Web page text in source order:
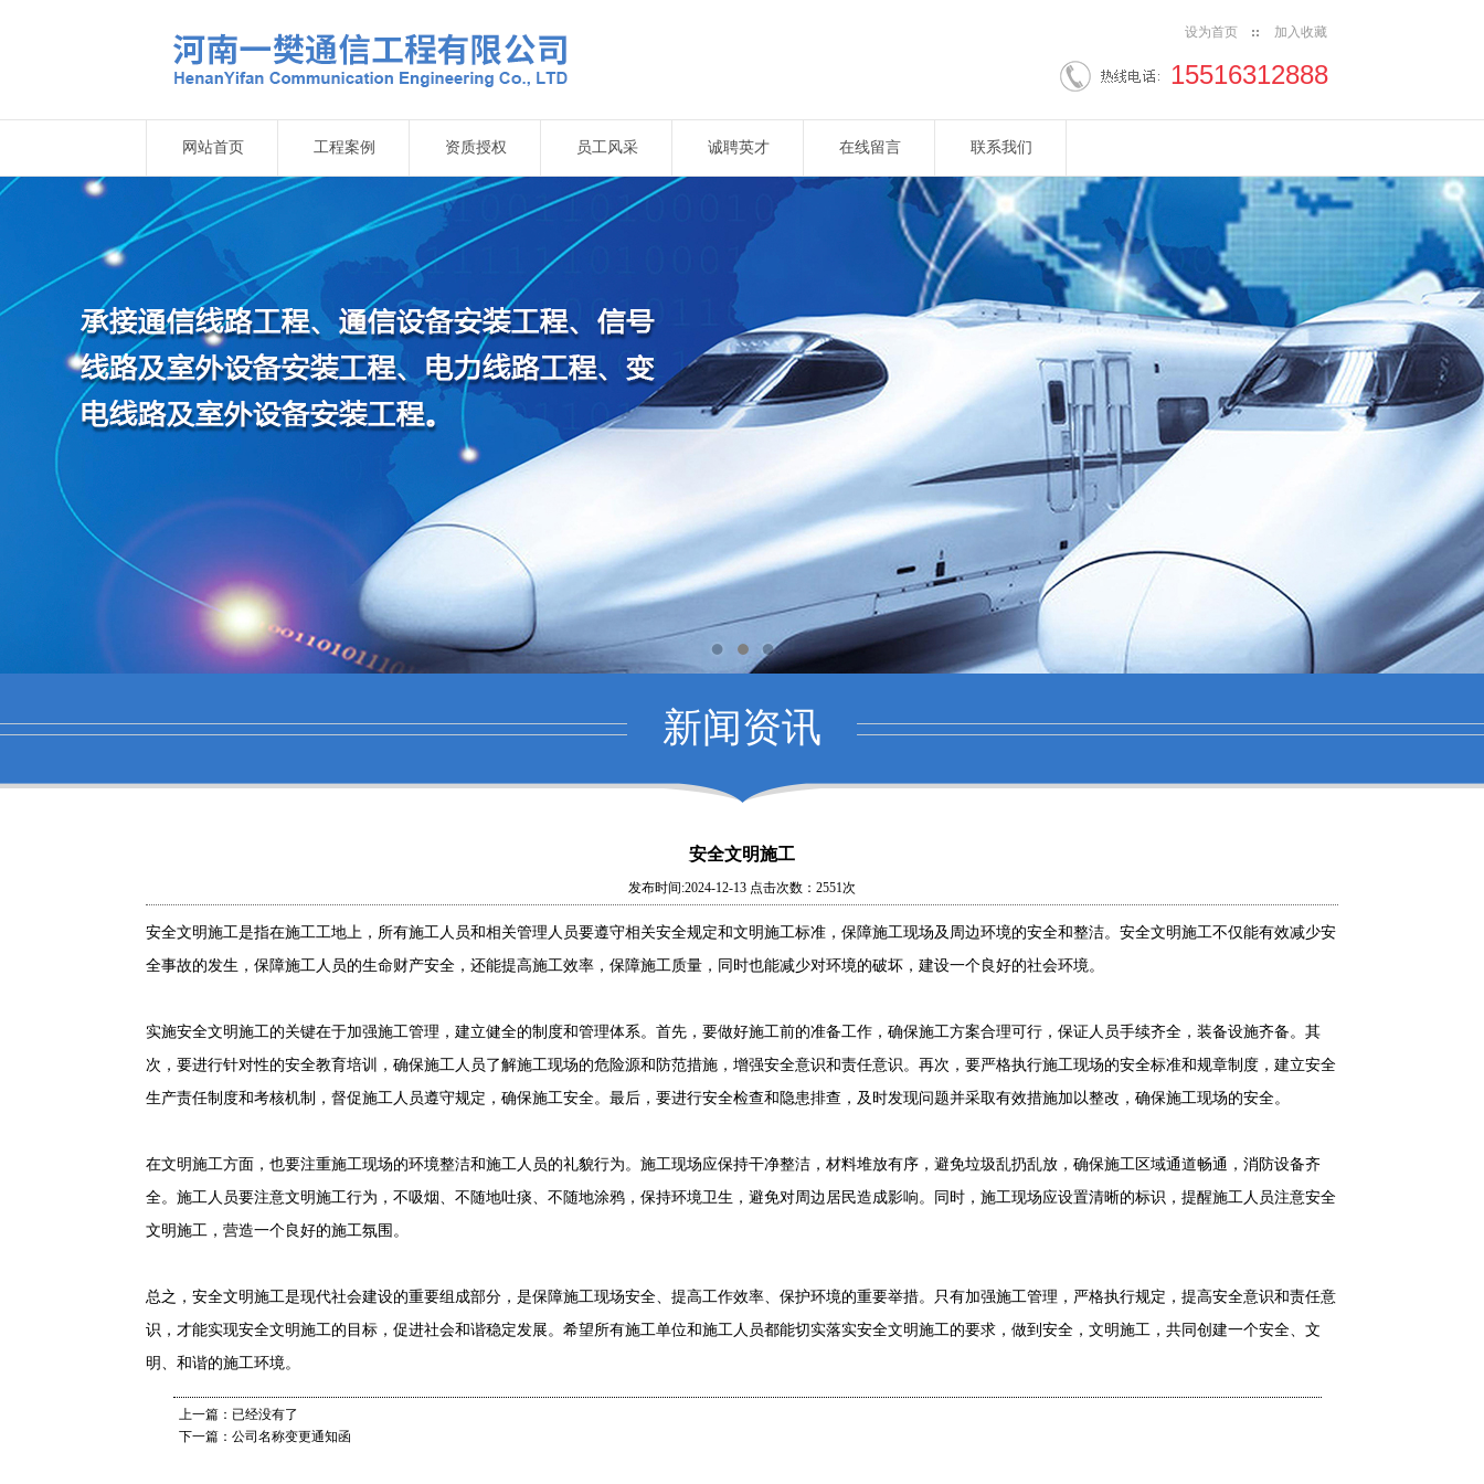
设为首页 加入收藏
15516312888
网站首页 工程案例 资质授权 员工风采 诚聘英才 在线留言 联系我们
新闻资讯
安全文明施工
发布时间:2024-12-13 点击次数：2551次
安全文明施工是指在施工工地上，所有施工人员和相关管理人员要遵守相关安全规定和文明施工标准，保障施工现场及周边环境的安全和整洁。安全文明施工不仅能有效减少安
全事故的发生，保障施工人员的生命财产安全，还能提高施工效率，保障施工质量，同时也能减少对环境的破坏，建设一个良好的社会环境。
实施安全文明施工的关键在于加强施工管理，建立健全的制度和管理体系。首先，要做好施工前的准备工作，确保施工方案合理可行，保证人员手续齐全，装备设施齐备。其
次，要进行针对性的安全教育培训，确保施工人员了解施工现场的危险源和防范措施，增强安全意识和责任意识。再次，要严格执行施工现场的安全标准和规章制度，建立安全
生产责任制度和考核机制，督促施工人员遵守规定，确保施工安全。最后，要进行安全检查和隐患排查，及时发现问题并采取有效措施加以整改，确保施工现场的安全。
在文明施工方面，也要注重施工现场的环境整洁和施工人员的礼貌行为。施工现场应保持干净整洁，材料堆放有序，避免垃圾乱扔乱放，确保施工区域通道畅通，消防设备齐
全。施工人员要注意文明施工行为，不吸烟、不随地吐痰、不随地涂鸦，保持环境卫生，避免对周边居民造成影响。同时，施工现场应设置清晰的标识，提醒施工人员注意安全
文明施工，营造一个良好的施工氛围。
总之，安全文明施工是现代社会建设的重要组成部分，是保障施工现场安全、提高工作效率、保护环境的重要举措。只有加强施工管理，严格执行规定，提高安全意识和责任意
识，才能实现安全文明施工的目标，促进社会和谐稳定发展。希望所有施工单位和施工人员都能切实落实安全文明施工的要求，做到安全，文明施工，共同创建一个安全、文
明、和谐的施工环境。
上一篇：已经没有了
下一篇：公司名称变更通知函